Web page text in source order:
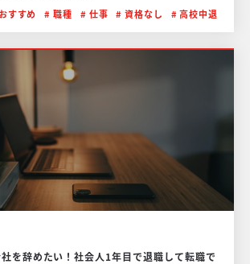
すすめ 職種 仕事 資格なし 高校中退
を辞めたい！社会人1年目で退職して転職で